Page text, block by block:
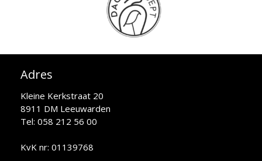
Adres
Kleine Kerkstraat 20
8911 DM Leeuwarden
Tel: 058 212 56 00
KvK nr: 01139768